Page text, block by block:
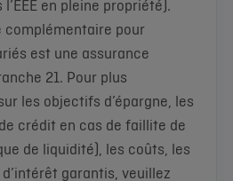
en pleine propriété).
complémentaire pour
est une assurance
21. Pour plus
les objectifs d’épargne, les
crédit en cas de faillite de
de liquidité), les coûts, les
garantis, veuillez